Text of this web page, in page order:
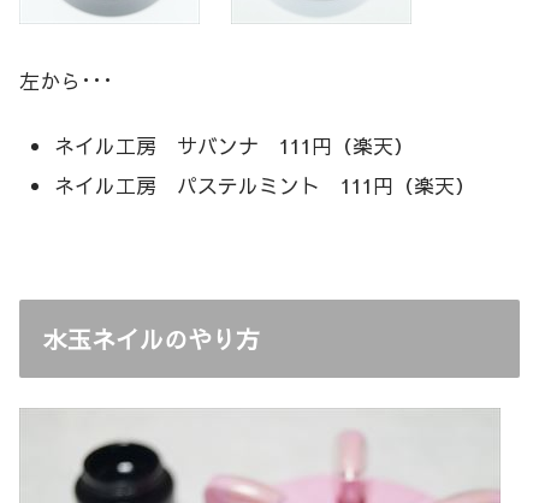
左から･･･
ネイル工房 サバンナ 111円（楽天）
ネイル工房 パステルミント 111円（楽天）
水玉ネイルのやり方